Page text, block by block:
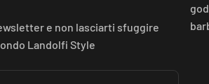
e non lasciarti sfuggire
Landolfi Style